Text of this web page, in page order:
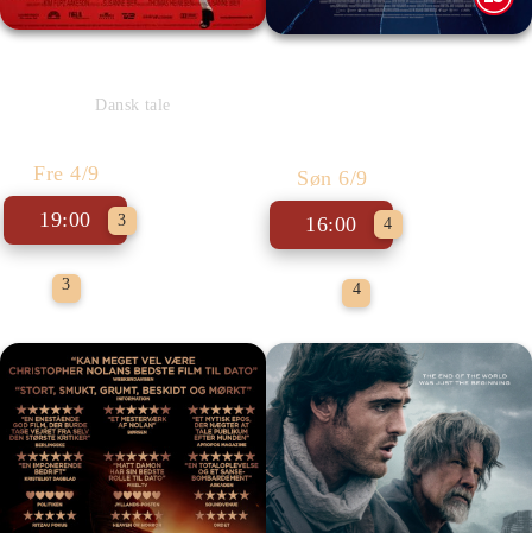
Dansk tale
Fre 4/9
19:00
3
3
Søn 6/9
16:00
4
4